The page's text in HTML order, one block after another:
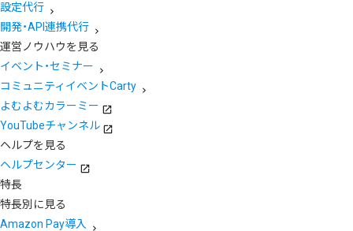
設定代行
開発・API連携代行
運営ノウハウを見る
イベント・セミナー
コミュニティイベントCarty
よむよむカラーミー
YouTubeチャンネル
ヘルプを見る
ヘルプセンター
特長
特長別に見る
Amazon Pay導入